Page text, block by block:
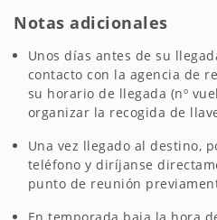
Notas adicionales
Unos días antes de su
contacto con la agencia de
su horario de llegada (nº
organizar la recogida de
Una vez llegado al destino,
teléfono y diríjanse
punto de reunión